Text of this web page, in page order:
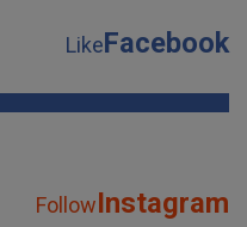
LikeFacebook
FollowInstagram